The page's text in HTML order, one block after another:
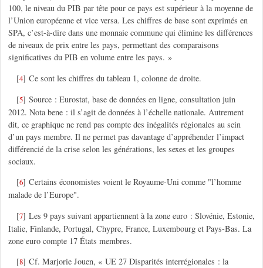
100, le niveau du PIB par tête pour ce pays est supérieur à la moyenne de
l’Union européenne et vice versa. Les chiffres de base sont exprimés en
SPA, c’est-à-dire dans une monnaie commune qui élimine les différences
de niveaux de prix entre les pays, permettant des comparaisons
significatives du PIB en volume entre les pays. »
[4]Ce sont les chiffres du tableau 1, colonne de droite.
[5]Source : Eurostat, base de données en ligne, consultation juin
2012. Nota bene : il s’agit de données à l’échelle nationale. Autrement
dit, ce graphique ne rend pas compte des inégalités régionales au sein
d’un pays membre. Il ne permet pas davantage d’appréhender l’impact
différencié de la crise selon les générations, les sexes et les groupes
sociaux.
[6]Certains économistes voient le Royaume-Uni comme "l’homme
malade de l’Europe".
[7]Les 9 pays suivant appartiennent à la zone euro : Slovénie, Estonie,
Italie, Finlande, Portugal, Chypre, France, Luxembourg et Pays-Bas. La
zone euro compte 17 États membres.
[8]Cf. Marjorie Jouen, « UE 27 Disparités interrégionales : la